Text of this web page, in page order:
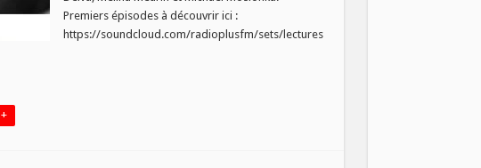
Premiers épisodes à découvrir ici :
https://soundcloud.com/radioplusfm/sets/lectures